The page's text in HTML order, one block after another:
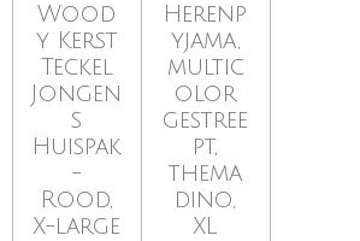
Wood
y Kerst
Teckel
Jongen
s
Huispak
-
Rood,
X-large
Herenp
yjama,
multic
olor
gestree
pt,
thema
dino,
XL